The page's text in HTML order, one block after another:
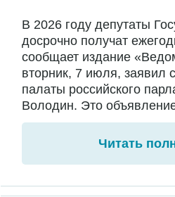
В 2026 году депутаты
досрочно получат
сообщает издание
вторник, 7 июля, заявил
палаты российского
Володин. Это
Читать